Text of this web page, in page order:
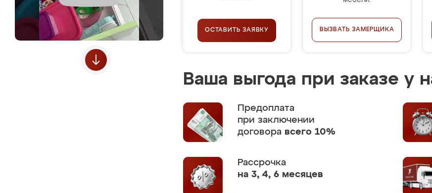
ОСТАВИТЬ ЗАЯВКУ ВЫЗВАТЬ ЗАМЕРЩИКА
Ваша выгода при заказе у
Предоплата
при заключении
договора всего 10%
Рассрочка
на 3, 4, 6 месяцев